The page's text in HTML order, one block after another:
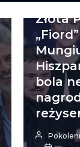
Złota
bola